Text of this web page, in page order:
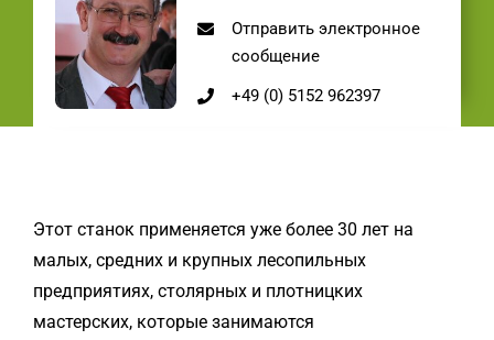
Отправить электронное
сообщение
+49 (0) 5152 962397
Этот станок применяется уже более 30 лет на
малых, средних и крупных лесопильных
предприятиях, столярных и плотницких
мастерских, которые занимаются